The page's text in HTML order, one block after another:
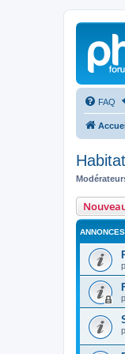
FAQ
Habitat
ANNONCES